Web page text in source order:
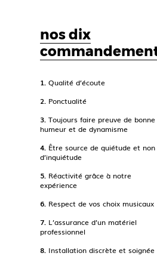
nos dix
1. Qualité d’écoute
2. Ponctualité
3. Toujours faire preuve de bonne
humeur et de dynamisme
4. Être source de quiétude et non
d’inquiétude
5. Réactivité grâce à notre
expérience
6. Respect de vos choix musicaux
7. L’assurance d’un matériel
professionnel
8. Installation discrète et soignée